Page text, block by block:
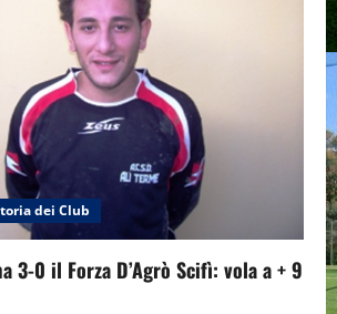
capolista
Terme
espugna
il
campo
del
Mongiuffi
Melia.
dei Club
3-0 il Forza D’Agrò Scifì: vola a + 9